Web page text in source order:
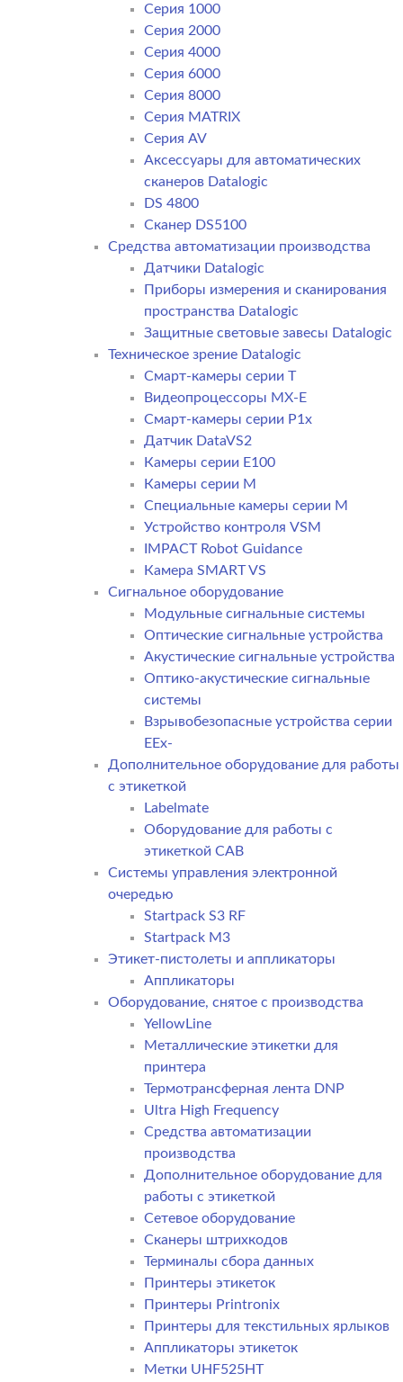
Серия 1000
Серия 2000
Серия 4000
Серия 6000
Серия 8000
Серия MATRIX
Серия AV
Аксессуары для автоматических
сканеров Datalogic
DS 4800
Сканер DS5100
Средства автоматизации производства
Датчики Datalogic
Приборы измерения и сканирования
пространства Datalogic
Защитные световые завесы Datalogic
Техническое зрение Datalogic
Смарт-камеры серии T
Видеопроцессоры MX-E
Смарт-камеры серии P1x
Датчик DataVS2
Камеры серии E100
Камеры серии M
Специальные камеры серии M
Устройство контроля VSM
IMPACT Robot Guidance
Камера SMART VS
Cигнальное оборудование
Модульные сигнальные системы
Оптические сигнальные устройства
Акустические сигнальные устройства
Оптико-акустические сигнальные
системы
Взрывобезопасные устройства серии
EEx-
Дополнительное оборудование для работы
с этикеткой
Labelmate
Оборудование для работы с
этикеткой CAB
Системы управления электронной
очередью
Startpack S3 RF
Startpack M3
Этикет-пистолеты и аппликаторы
Аппликаторы
Оборудование, снятое с производства
YellowLine
Металлические этикетки для
принтера
Термотрансферная лента DNP
Ultra High Frequency
Средства автоматизации
производства
Дополнительное оборудование для
работы с этикеткой
Сетевое оборудование
Сканеры штрихкодов
Терминалы сбора данных
Принтеры этикеток
Принтеры Printronix
Принтеры для текстильных ярлыков
Аппликаторы этикеток
Метки UHF525HT